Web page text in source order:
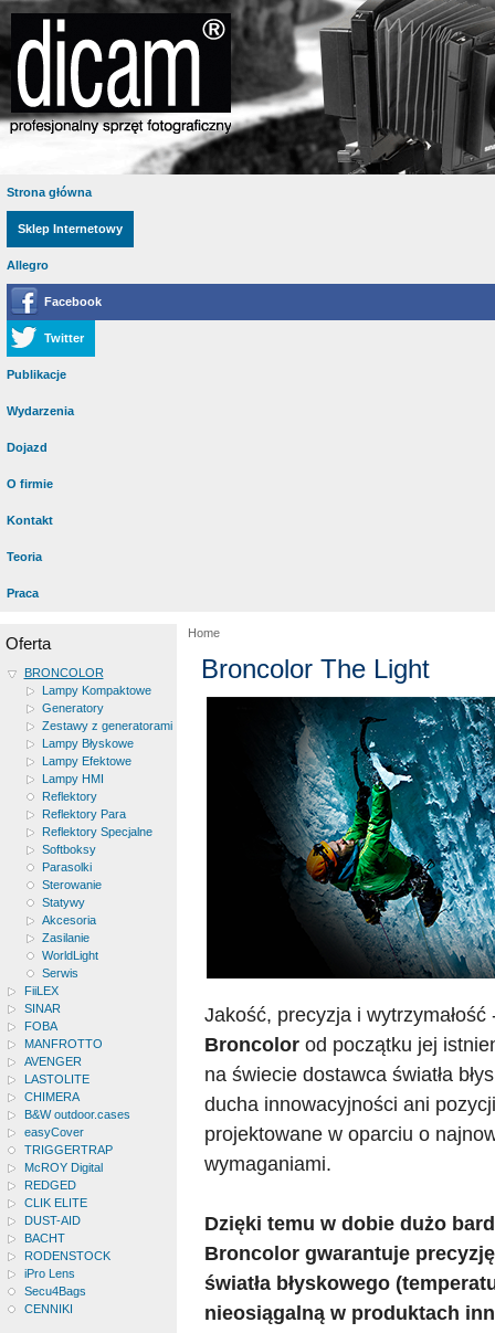
Strona główna
Sklep Internetowy
Allegro
Facebook
Twitter
Publikacje
Wydarzenia
Dojazd
O firmie
Kontakt
Teoria
Praca
Oferta
BRONCOLOR
Lampy Kompaktowe
Generatory
Zestawy z generatorami
Lampy Błyskowe
Lampy Efektowe
Lampy HMI
Reflektory
Reflektory Para
Reflektory Specjalne
Softboksy
Parasolki
Sterowanie
Statywy
Akcesoria
Zasilanie
WorldLight
Serwis
FiiLEX
SINAR
FOBA
MANFROTTO
AVENGER
LASTOLITE
CHIMERA
B&W outdoor.cases
easyCover
TRIGGERTRAP
McROY Digital
REDGED
CLIK ELITE
DUST-AID
BACHT
RODENSTOCK
iPro Lens
Secu4Bags
CENNIKI
Home
Broncolor The Light
Jakość, precyzja i
Broncolor od początku jej
na świecie dostawca światła
ducha innowacyjności ani
projektowane w oparciu o
wymaganiami.
Dzięki temu w dobie dużo
Broncolor gwarantuje
światła błyskowego
nieosiągalną w produktach